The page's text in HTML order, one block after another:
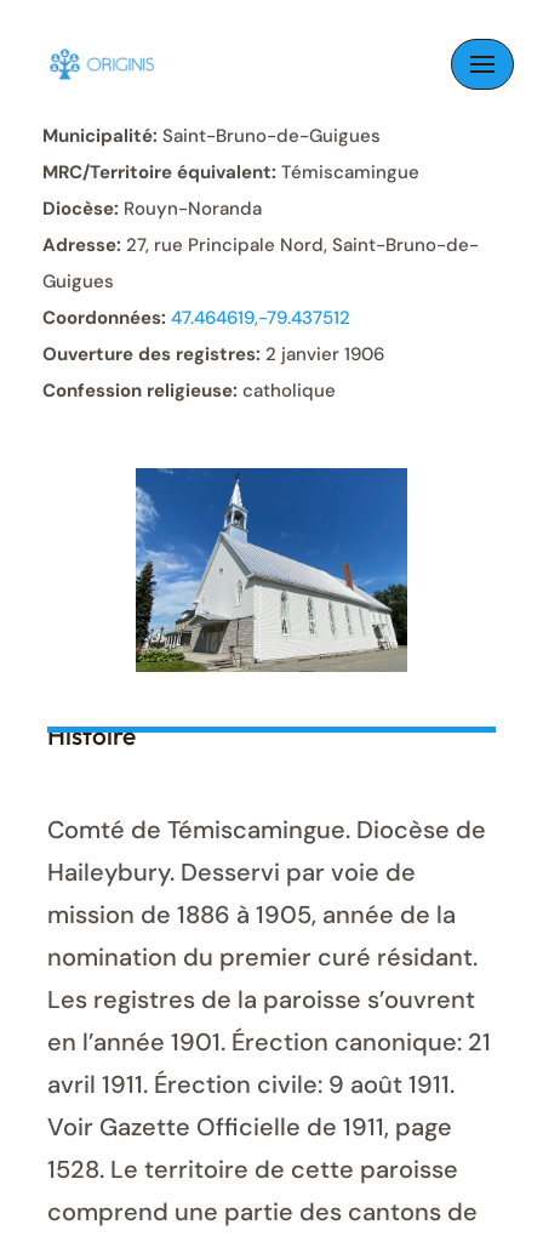
Skip
content
Municipalité: Saint-Bruno-de-Guigues
MRC/Territoire équivalent: Témiscamingue
Diocèse: Rouyn-Noranda
Adresse: 27, rue Principale Nord, Saint-Bruno-de-
Guigues
Coordonnées: 47.464619,-79.437512
Ouverture des registres: 2 janvier 1906
Confession religieuse: catholique
Histoire
Comté de Témiscamingue. Diocèse de
Haileybury. Desservi par voie de
mission de 1886 à 1905, année de la
nomination du premier curé résidant.
Les registres de la paroisse s’ouvrent
en l’année 1901. Érection canonique: 21
avril 1911. Érection civile: 9 août 1911.
Voir Gazette Officielle de 1911, page
1528. Le territoire de cette paroisse
comprend une partie des cantons de